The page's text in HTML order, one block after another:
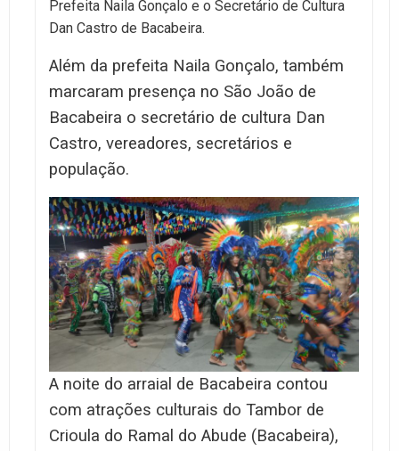
Prefeita Naila Gonçalo e o Secretário de Cultura
Dan Castro de Bacabeira.
Além da prefeita Naila Gonçalo, também
marcaram presença no São João de
Bacabeira o secretário de cultura Dan
Castro, vereadores, secretários e
população.
A noite do arraial de Bacabeira contou
com atrações culturais do Tambor de
Crioula do Ramal do Abude (Bacabeira),